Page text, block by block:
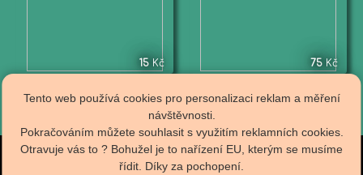
15 Kč 75 Kč
R A D I O T E C H N A
Tento web používá cookies pro personalizaci reklam a měření
návštěvnosti.
Pokračováním můžete souhlasit s využitím reklamních cookies.
Otravuje vás to ? Bohužel je to nařízení EU, kterým se musíme
řídit. Díky za pochopení.